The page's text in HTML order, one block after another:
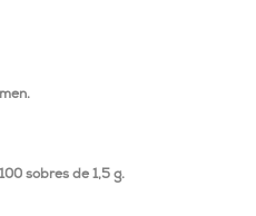
sobres de 1,5 g.